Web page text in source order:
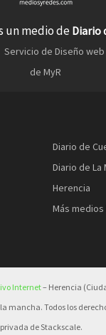
un medio de Diario
Servicio de Diseño web
de MyR
Diario de
Diario de La
Herencia
Más medios
Internet– Herencia
mancha. Todos los
de Stackscale.